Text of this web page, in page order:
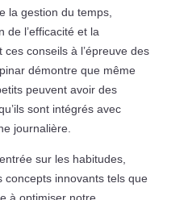
la gestion du temps,
de l’efficacité et la
conseils à l’épreuve des
démontre que même
peuvent avoir des
sont intégrés avec
journalière.
sur les habitudes,
concepts innovants tels que